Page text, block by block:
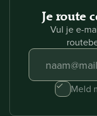
Je route
Vul je e-
Meld